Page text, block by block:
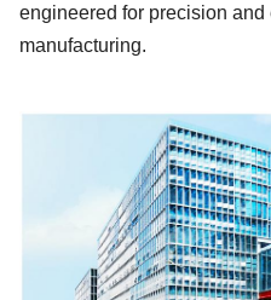
engineered for precision and
manufacturing.